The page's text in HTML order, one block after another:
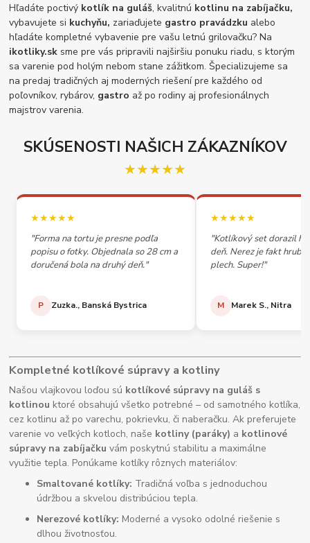
Hľadáte poctivý kotlík na guláš, kvalitnú kotlinu na zabíjačku,
vybavujete si kuchyňu, zariaďujete gastro pravádzku alebo
hľadáte kompletné vybavenie pre vašu letnú grilovačku? Na
ikotliky.sk sme pre vás pripravili najširšiu ponuku riadu, s ktorým
sa varenie pod holým nebom stane zážitkom. Špecializujeme sa
na predaj tradičných aj moderných riešení pre každého od
poľovníkov, rybárov, gastro až po rodiny aj profesionálnych
majstrov varenia.
SKÚSENOSTI NAŠICH ZÁKAZNÍKOV
★★★★★
★★★★★
"Forma na tortu je presne podľa
popisu o fotky. Objednala so 28 cm a
doručená bola na druhý deň."
P Zuzka., Banská Bystrica
★★★★★
"Kotlíkový set dorazil
deň. Nerez je fakt
plech. Super!"
M Marek S., Nitra
Kompletné kotlíkové súpravy a kotliny
Našou vlajkovou loďou sú kotlíkové súpravy na guláš s
kotlinou ktoré obsahujú všetko potrebné – od samotného kotlíka,
cez kotlinu až po varechu, pokrievku, či naberačku. Ak preferujete
varenie vo veľkých kotloch, naše kotliny (paráky) a kotlinové
súpravy na zabíjačku vám poskytnú stabilitu a maximálne
využitie tepla. Ponúkame kotlíky rôznych materiálov:
Smaltované kotlíky: Tradičná voľba s jednoduchou
údržbou a skvelou distribúciou tepla.
Nerezové kotlíky: Moderné a vysoko odolné riešenie s
dlhou životnosťou.